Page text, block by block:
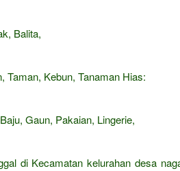
Balita,
Taman, Kebun, Tanaman Hias:
Gaun, Pakaian, Lingerie,
di Kecamatan kelurahan desa